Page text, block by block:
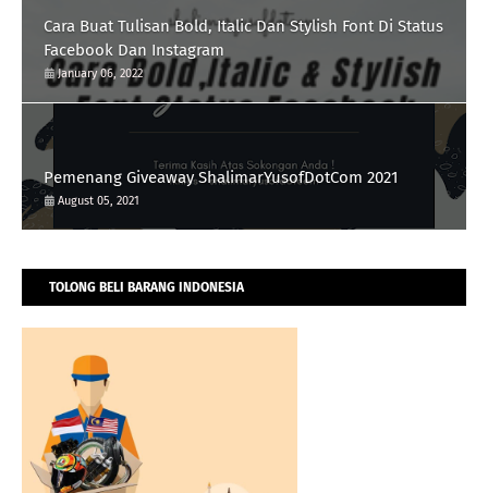
Cara Buat Tulisan Bold, Italic Dan Stylish Font Di Status
Facebook Dan Instagram
January 06, 2022
Pemenang Giveaway ShalimarYusofDotCom 2021
August 05, 2021
TOLONG BELI BARANG INDONESIA